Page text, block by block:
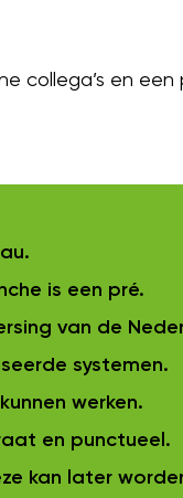
collega’s en
is een pré.
van de
systemen.
werken.
en punctueel.
kan later